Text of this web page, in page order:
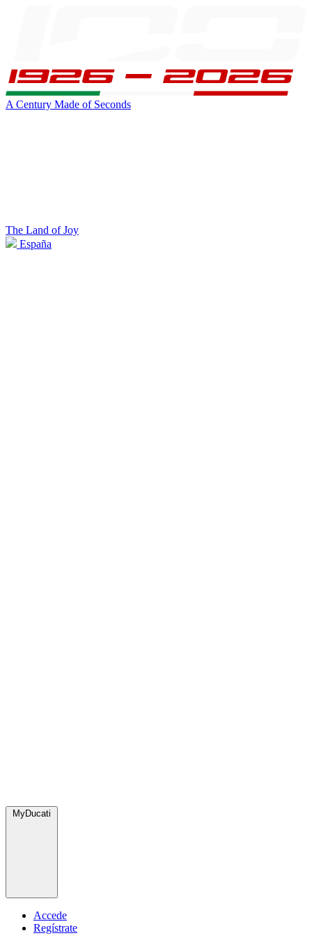
A Century Made of Seconds
The Land of Joy
España
MyDucati
Accede
Regístrate